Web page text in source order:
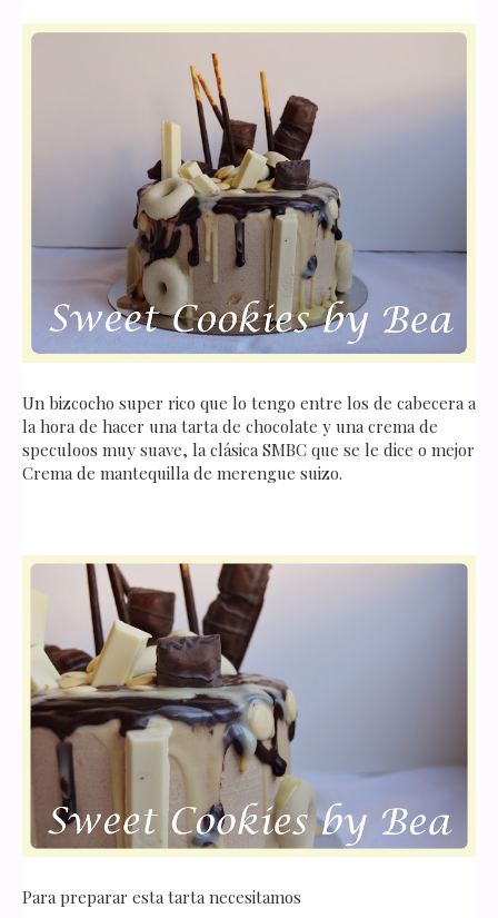
Un bizcocho super rico que lo tengo entre los de cabecera a
la hora de hacer una tarta de chocolate y una crema de
speculoos muy suave, la clásica SMBC que se le dice o mejor
Crema de mantequilla de merengue suizo.
Para preparar esta tarta necesitamos